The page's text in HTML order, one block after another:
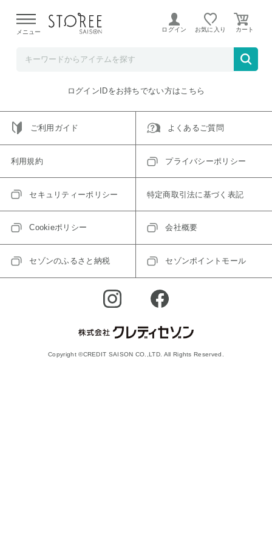
よる配送遅延が発生しております。
メニュー ログイン お気に入り
ご指定のアイテムは取り扱い終了、またはただいま取り扱い
トップへ戻る
ログインIDをお持ちでない方はこちら
ご利用ガイド よくあるご質問
利用規約 プライバシーポリシー
セキュリティーポリシー 特定商取引法に基づく表記
Cookieポリシー 会社概要
セゾンのふるさと納税 セゾンポイントモール
Copyright ©CREDIT SAISON CO.,LTD. All Rights Reserved.